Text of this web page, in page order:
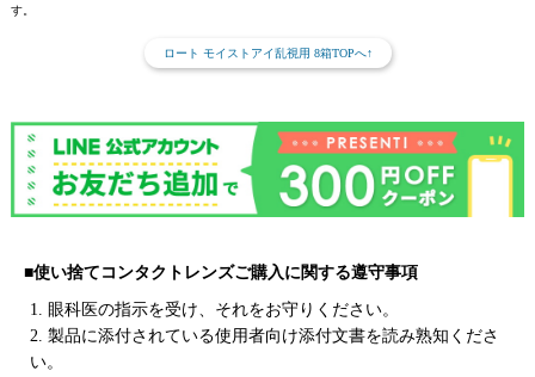
す。
ロート モイストアイ乱視用 8箱TOPへ↑
■使い捨てコンタクトレンズご購入に関する遵守事項
1. 眼科医の指示を受け、それをお守りください。
2. 製品に添付されている使用者向け添付文書を読み熟知くださ
い。